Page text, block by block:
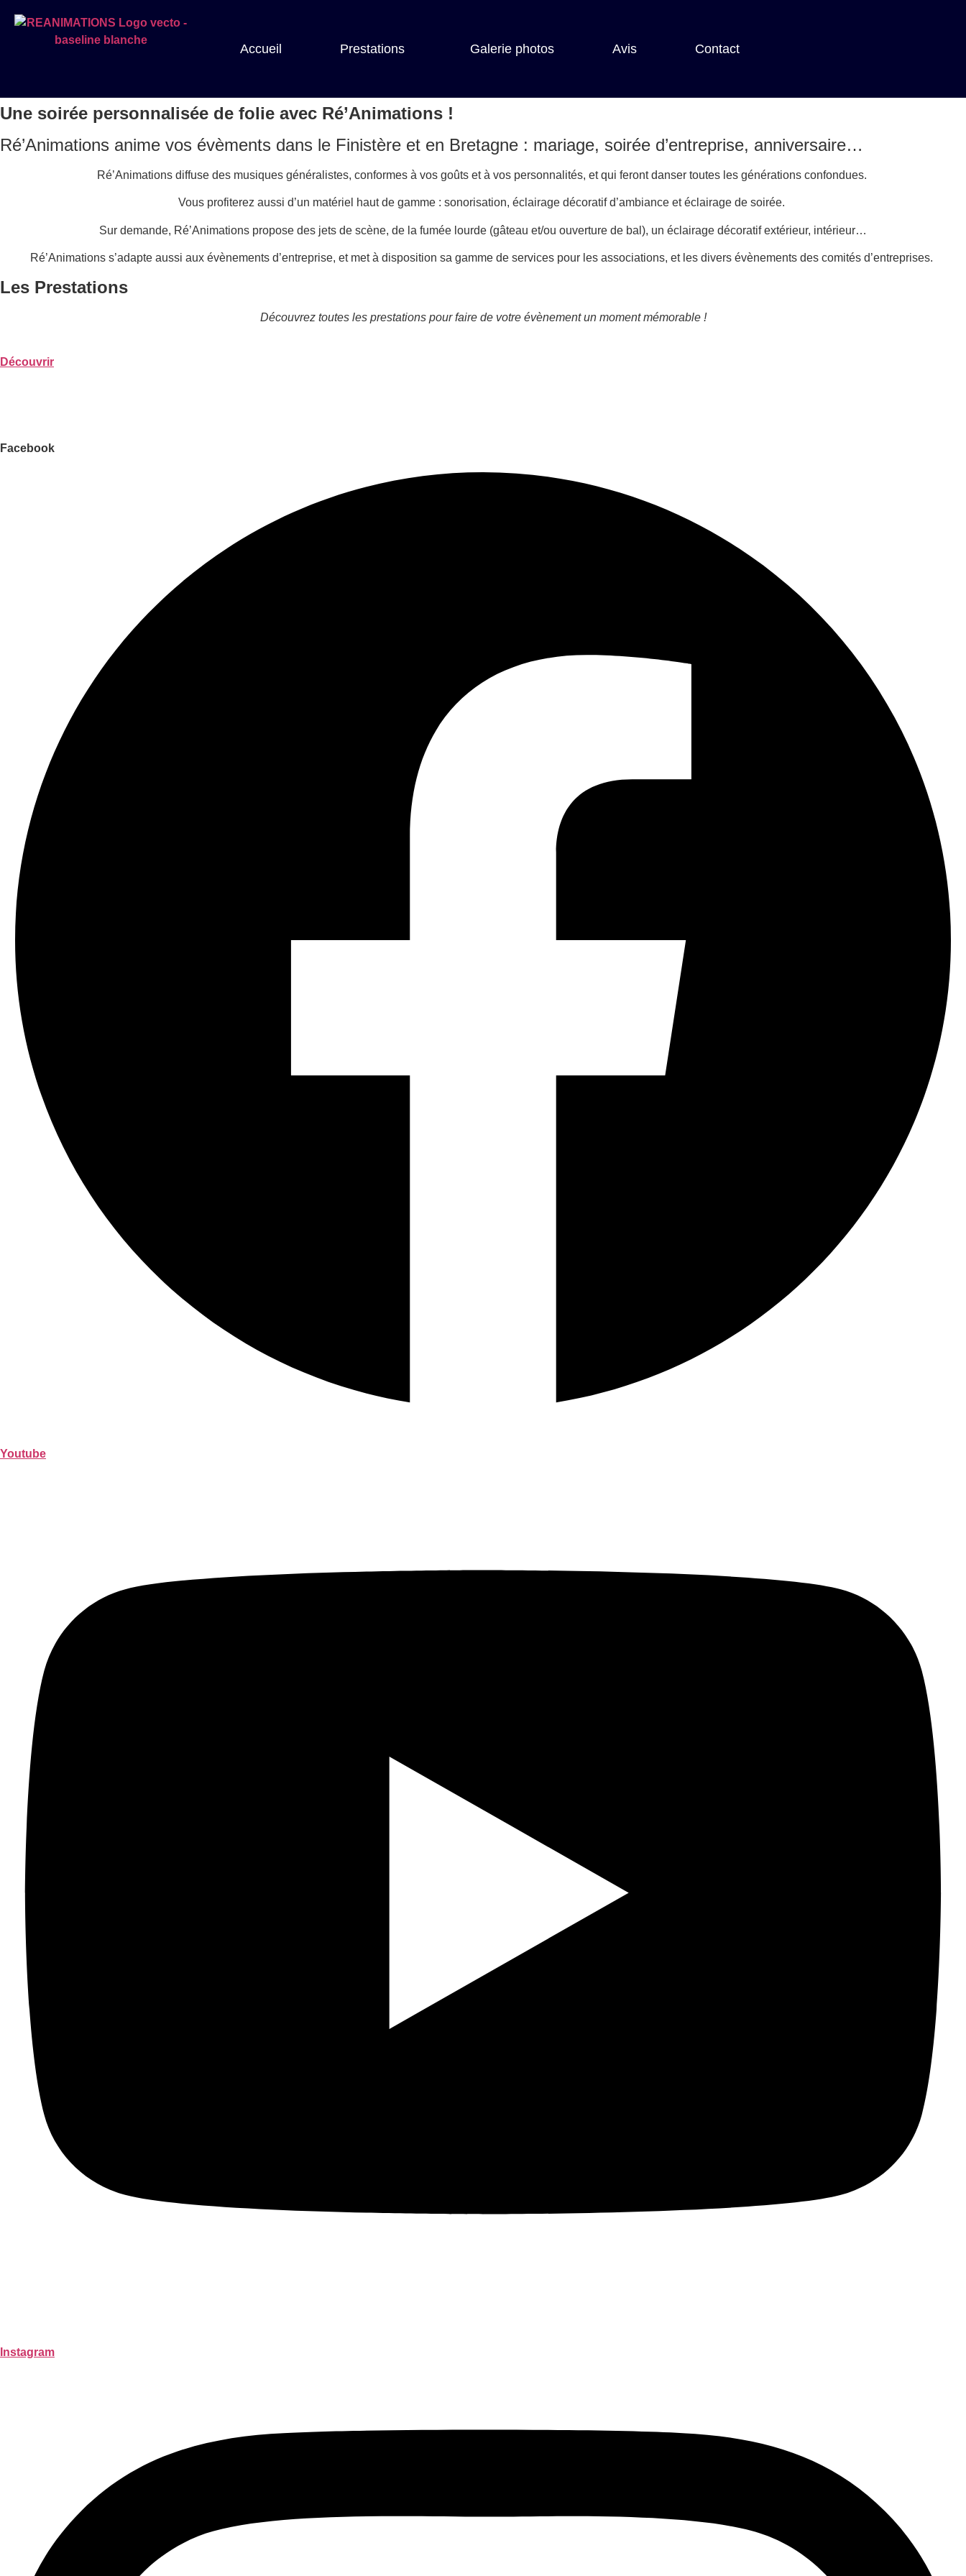
Accueil Prestations Galerie photos Avis Contact
Une soirée personnalisée de folie avec Ré’Animations !
Ré’Animations anime vos évèments dans le Finistère et en Bretagne : mariage, soirée d’entreprise, anniversaire…
Ré’Animations diffuse des musiques généralistes, conformes à vos goûts et à vos personnalités, et qui feront danser toutes les générations confondues.
Vous profiterez aussi d’un matériel haut de gamme : sonorisation, éclairage décoratif d’ambiance et éclairage de soirée.
Sur demande, Ré’Animations propose des jets de scène, de la fumée lourde (gâteau et/ou ouverture de bal), un éclairage décoratif extérieur, intérieur…
Ré’Animations s’adapte aussi aux évènements d’entreprise, et met à disposition sa gamme de services pour les associations, et les divers évènements des comités d’entreprises.
Les Prestations
Découvrez toutes les prestations pour faire de votre évènement un moment mémorable !
Découvrir
Facebook
Youtube
Instagram